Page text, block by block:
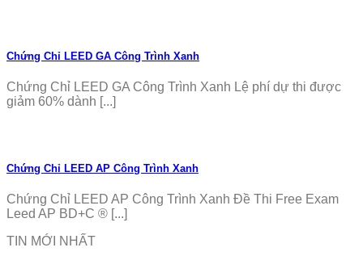
Chứng Chỉ LEED GA Công Trình Xanh
Chứng Chỉ LEED GA Công Trình Xanh Lệ phí dự thi được
giảm 60% dành [...]
Chứng Chỉ LEED AP Công Trình Xanh
Chứng Chỉ LEED AP Công Trình Xanh Đề Thi Free Exam
Leed AP BD+C ® [...]
TIN MỚI NHẤT